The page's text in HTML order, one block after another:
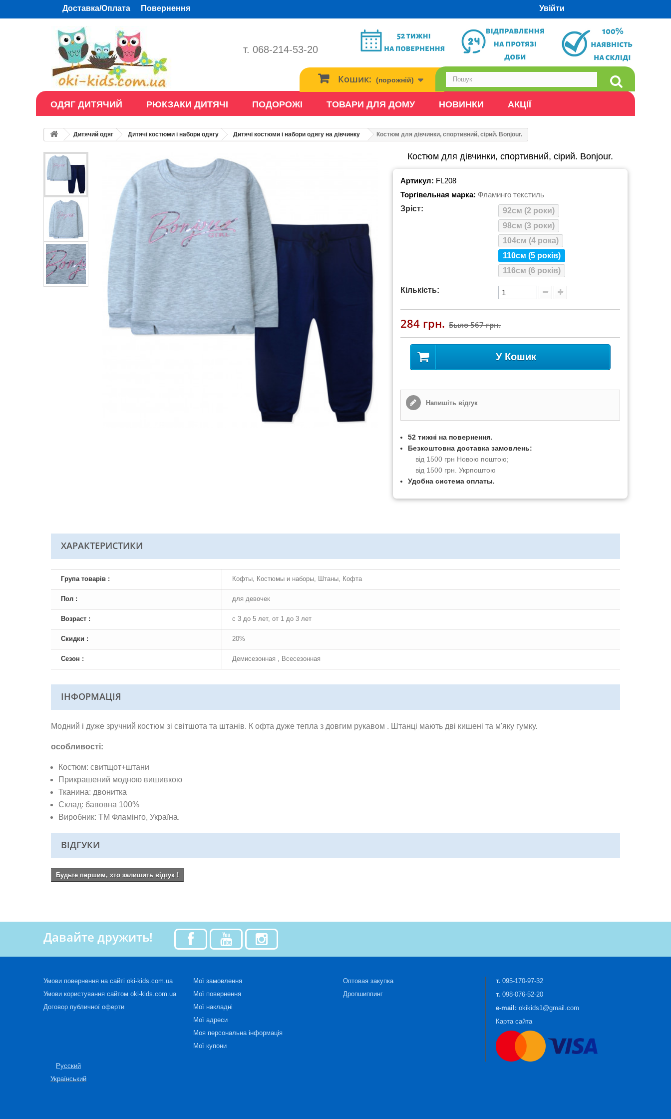
Доставка/Оплата Повернення Увійти
т. 068-214-53-20
Кошик: (порожній)
ОДЯГ ДИТЯЧИЙ РЮКЗАКИ ДИТЯЧІ ПОДОРОЖІ ТОВАРИ ДЛЯ ДОМУ НОВИНКИ АКЦІЇ
Дитячий одяг Дитячі костюми і набори одягу Дитячі костюми і набори одягу на дівчинку Костюм для дівчинки, спортивний, сірий. Bonjour.
Костюм для дівчинки, спортивний, сірий. Bonjour.
Артикул: FL208
Торгівельная марка: Фламинго текстиль
Зріст:
92см (2 роки)
98см (3 роки)
104см (4 рока)
110см (5 років)
116см (6 років)
Кількість:
284 грн. Было567 грн.
У Кошик
Напишіть відгук
52 тижні на повернення.
Безкоштовна доставка замовлень:
від 1500 грн Новою поштою;
від 1500 грн. Укрпоштою
Удобна система оплаты.
ХАРАКТЕРИСТИКИ
Група товарів : Кофты, Костюмы и наборы, Штаны, Кофта
Пол : для девочек
Возраст : с 3 до 5 лет, от 1 до 3 лет
Скидки : 20%
Сезон : Демисезонная , Всесезонная
ІНФОРМАЦІЯ
Модний і дуже зручний костюм зі світшота та штанів. К офта дуже тепла з довгим рукавом . Штанці мають дві кишені та м'яку гумку.
особливості:
Костюм: свитщот+штани
Прикрашений модною вишивкою
Тканина: двонитка
Склад: бавовна 100%
Виробник: ТМ Фламінго, Україна.
ВІДГУКИ
Будьте першим, хто залишить відгук !
Давайте дружить!
Умови повернення на сайті oki-kids.com.ua
Умови користування сайтом oki-kids.com.ua
Договор публичної оферти
Мої замовлення
Мої повернення
Мої накладні
Мої адреси
Моя персональна інформація
Мої купони
Оптовая закупка
Дропшиппинг
т. 095-170-97-32
т. 098-076-52-20
e-mail: okikids1@gmail.com
Карта сайта
Русский
Український